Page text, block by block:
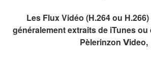
Les Flux Vidéo (H.264 ou
généralement extraits de iTunes ou
Pèlerinzon 𝗩ideo,